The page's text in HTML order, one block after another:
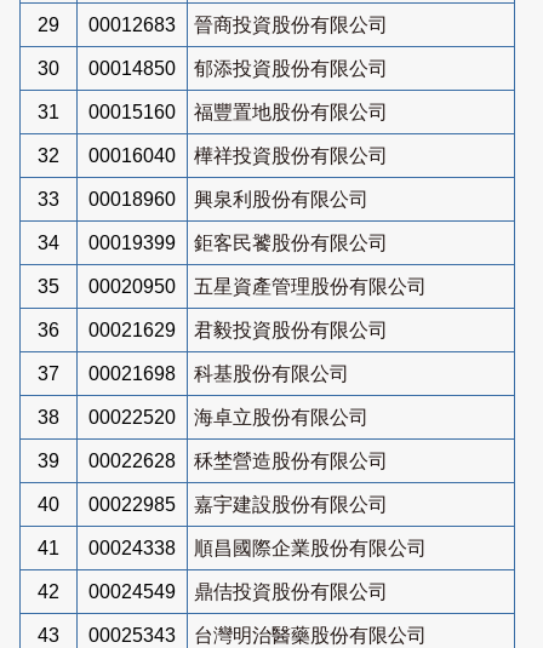
29 00012683 晉商投資股份有限公司
30 00014850 郁添投資股份有限公司
31 00015160 福豐置地股份有限公司
32 00016040 樺祥投資股份有限公司
33 00018960 興泉利股份有限公司
34 00019399 鉅客民饕股份有限公司
35 00020950 五星資產管理股份有限公司
36 00021629 君毅投資股份有限公司
37 00021698 科基股份有限公司
38 00022520 海卓立股份有限公司
39 00022628 秝埜營造股份有限公司
40 00022985 嘉宇建設股份有限公司
41 00024338 順昌國際企業股份有限公司
42 00024549 鼎佶投資股份有限公司
43 00025343 台灣明治醫藥股份有限公司